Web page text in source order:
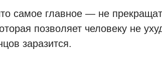
самое главное — не
позволяет человеку не
заразится.